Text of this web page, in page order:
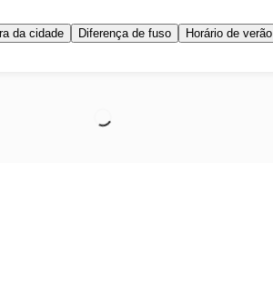
da cidade Diferença de fuso Horário de verão